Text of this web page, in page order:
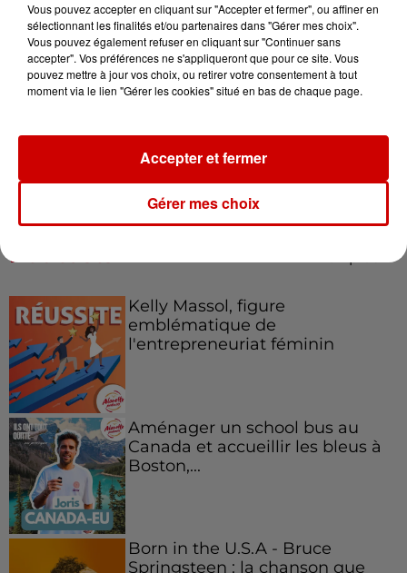
Le Duel - Gagnez votre balade
Podcasts
Kelly Massol, figure
emblématique de
l'entrepreneuriat féminin
Aménager un school bus au
Canada et accueillir les bleus à
Boston,...
Born in the U.S.A - Bruce
Springsteen : la chanson que
Vous pouvez accepter en cliquant sur "Accepter et fermer", ou affiner en
sélectionnant les finalités et/ou partenaires dans "Gérer mes choix".
Vous pouvez également refuser en cliquant sur "Continuer sans
accepter". Vos préférences ne s'appliqueront que pour ce site. Vous
pouvez mettre à jour vos choix, ou retirer votre consentement à tout
moment via le lien "Gérer les cookies" situé en bas de chaque page.
Gérer mes choix
Accepter et fermer